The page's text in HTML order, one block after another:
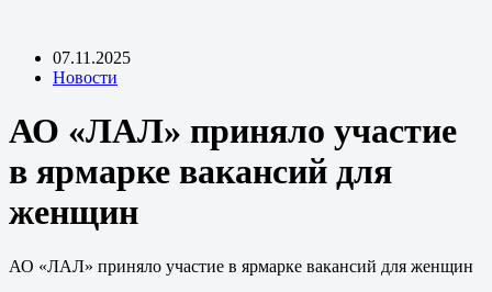
07.11.2025
Новости
АО «ЛАЛ» приняло участие
в ярмарке вакансий для
женщин
АО «ЛАЛ» приняло участие в ярмарке вакансий для женщин